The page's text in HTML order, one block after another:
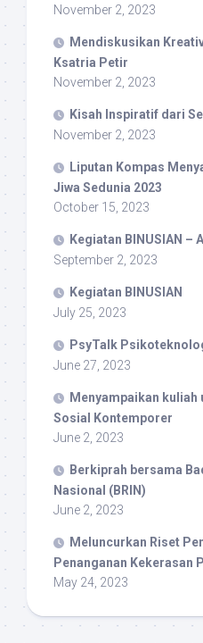
November 2, 2023
Mendiskusikan
Ksatria Petir
November 2, 2023
Kisah Inspiratif dari
November 2, 2023
Liputan Kompas
Jiwa Sedunia 2023
October 15, 2023
Kegiatan BINUSIAN –
September 2, 2023
Kegiatan BINUSIAN
July 25, 2023
PsyTalk
June 27, 2023
Menyampaikan
Sosial Kontemporer
June 2, 2023
Berkiprah bersama
Nasional (BRIN)
June 2, 2023
Meluncurkan Riset
Penanganan Kekerasan
May 24, 2023